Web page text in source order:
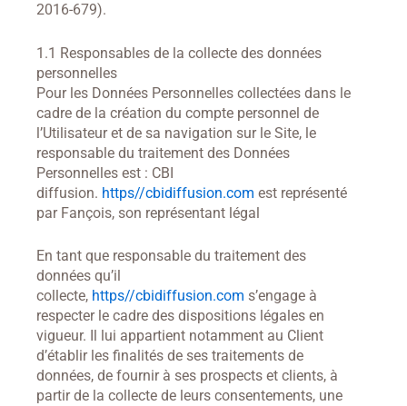
2016-679).
1.1 Responsables de la collecte des données
personnelles
Pour les Données Personnelles collectées dans le
cadre de la création du compte personnel de
l’Utilisateur et de sa navigation sur le Site, le
responsable du traitement des Données
Personnelles est : CBI
diffusion. https//cbidiffusion.com est représenté
par Fançois, son représentant légal
En tant que responsable du traitement des
données qu’il
collecte, https//cbidiffusion.com s’engage à
respecter le cadre des dispositions légales en
vigueur. Il lui appartient notamment au Client
d’établir les finalités de ses traitements de
données, de fournir à ses prospects et clients, à
partir de la collecte de leurs consentements, une